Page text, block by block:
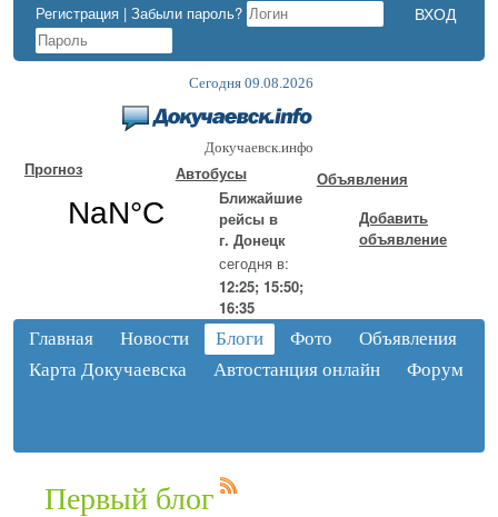
Регистрация | Забыли пароль?
Сегодня 09.08.2026
Докучаевск.инфо
Прогноз
Автобусы
Ближайшие
рейсы в
г. Донецк
сегодня в:
12:25; 15:50;
16:35
Объявления
Добавить
объявление
Главная Новости Блоги Фото
Объявления
Карта Докучаевска
Автостанция онлайн Форум
Первый блог